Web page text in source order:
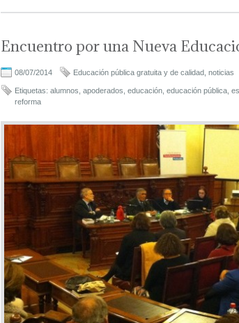
Encuentro por una Nueva
08/07/2014 Educación pública gratuita y de calidad noticias
Etiquetas: alumnos apoderados educación educación pública
reforma